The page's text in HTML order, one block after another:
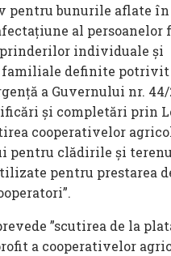
pentru bunurile aflate în
al persoanelor
individuale și
definite potrivit
a Guvernului nr. 44/
și completări prin
cooperativelor
pentru clădirile și
pentru prestarea
”scutirea de la
a cooperativelor